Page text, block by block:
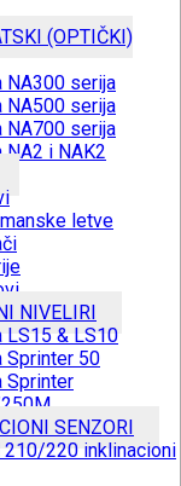
(OPTIČKI)
NA300 serija
NA500 serija
NA700 serija
NA2 i NAK2
letve
NIVELIRI
LS15 & LS10
Sprinter 50
Sprinter
SENZORI
210/220 inklinacioni